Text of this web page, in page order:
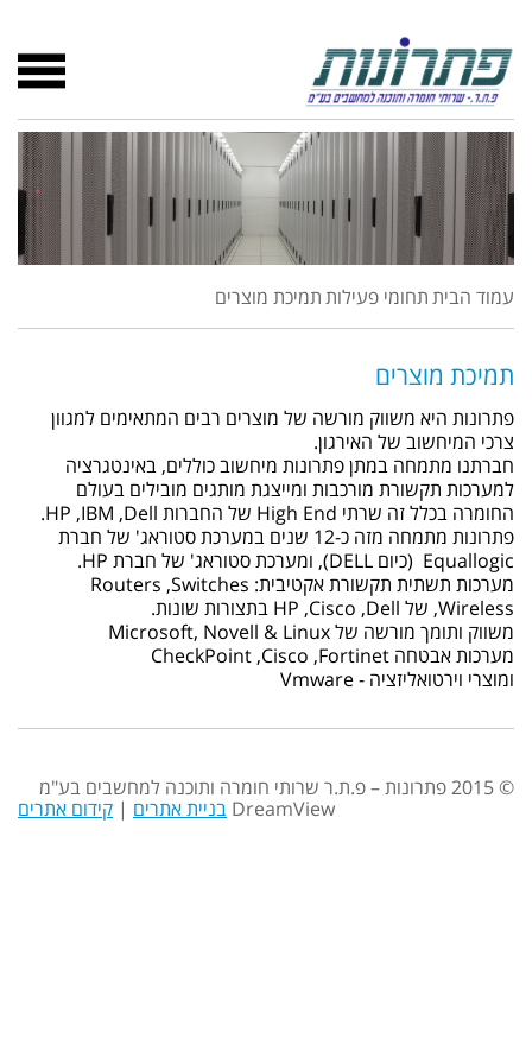
עמוד הביתתחומי פעילותתמיכת מוצרים
תמיכת מוצרים
פתרונות היא משווק מורשה של מוצרים רבים המתאימים למגוון
צרכי המיחשוב של האירגון.
חברתנו מתמחה במתן פתרונות מיחשוב כוללים, באינטגרציה
למערכות תקשורת מורכבות ומייצגת מותגים מובילים בעולם
החומרה בכלל זה שרתי High End של החברות HP ,IBM ,Dell.
פתרונות מתמחה מזה כ-12 שנים במערכת סטוראג' של חברת
Equallogic (כיום DELL), ומערכת סטוראג' של חברת HP.
מערכות תשתית תקשורת אקטיבית: Routers ,Switches
,Wireless של HP ,Cisco ,Dell בתצורות שונות.
משווק ותומך מורשה של Microsoft, Novell & Linux
מערכות אבטחה CheckPoint ,Cisco ,Fortinet
ומוצרי וירטואליזציה - Vmware
© 2015 פתרונות – פ.ת.ר שרותי חומרה ותוכנה למחשבים בע"מ
DreamView בניית אתרים | קידום אתרים